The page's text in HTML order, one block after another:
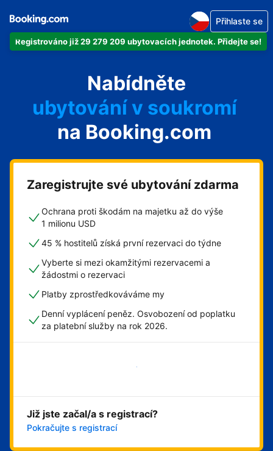
Registrováno již 29 279 209 ubytovacích jednotek. Přidejte se!
Přihlaste se
Nabídněte
svůj byt
svůj hotel
ubytování v soukromí
svůj penzion
svou chatu
na Booking.com
Zaregistrujte své ubytování zdarma
Ochrana proti škodám na majetku až do výše
1 milionu USD
45 % hostitelů získá první rezervaci do týdne
Vyberte si mezi okamžitými rezervacemi a
žádostmi o rezervaci
Platby zprostředkováváme my
Denní vyplácení peněz. Osvobození od poplatku
za platební služby na rok 2026.
Začít hned
Již jste začal/a s registrací?
Pokračujte s registrací